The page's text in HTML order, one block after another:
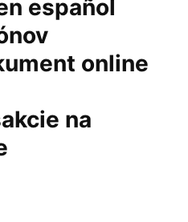
español
online
na